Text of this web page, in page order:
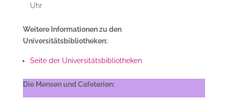
Uhr
Weitere Informationen zu den
Universitätsbibliotheken:
Seite der Universitätsbibliotheken
Die Mensen und Cafeterien: